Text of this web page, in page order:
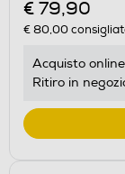
€ 79,90
€ 80,00
Acquisto
Ritiro in